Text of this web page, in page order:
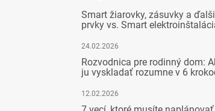
Smart žiarovky, zásuvky a
prvky vs. Smart
24.02.2026
Rozvodnica pre rodinný dom:
ju vyskladať rozumne v 6
12.02.2026